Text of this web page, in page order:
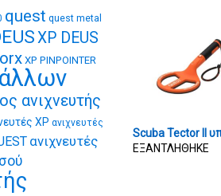
quest quest metal
XP DEUS
XP PINPOINTER
ανιχνευτής
XP ανιχνευτές
ανιχνευτές
Scuba Tector II
ΕΞΑΝΤΛΗΘΗΚΕ